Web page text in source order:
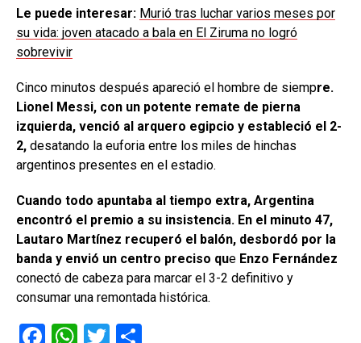
Le puede interesar: Murió tras luchar varios meses por
su vida: joven atacado a bala en El Ziruma no logró
sobrevivir
Cinco minutos después apareció el hombre de siempre.
Lionel Messi, con un potente remate de pierna
izquierda, venció al arquero egipcio y estableció el 2-
2, desatando la euforia entre los miles de hinchas
argentinos presentes en el estadio.
Cuando todo apuntaba al tiempo extra, Argentina
encontró el premio a su insistencia. En el minuto 47,
Lautaro Martínez recuperó el balón, desbordó por la
banda y envió un centro preciso que Enzo Fernández
conectó de cabeza para marcar el 3-2 definitivo y
consumar una remontada histórica.
F
W T